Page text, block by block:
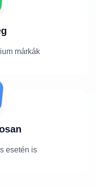
márkák
esetén is